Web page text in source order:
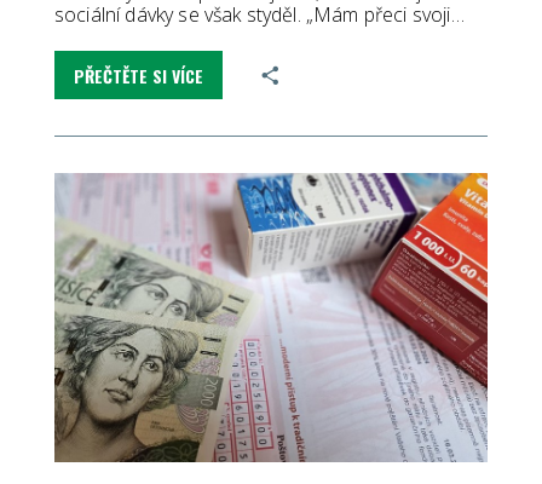
sociální dávky se však styděl. „Mám přeci svoji…
PŘEČTĚTE SI VÍCE